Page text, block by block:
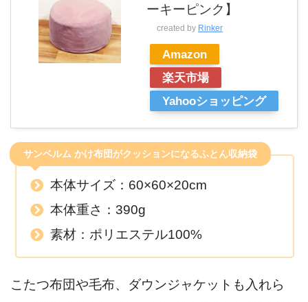
ーキーピンク】
created by Rinker
Amazon
楽天市場
Yahooショッピング
サンベルム かけ布団がクッションになるふとん収納袋
本体サイズ：60×60×20cm
本体重さ：390g
素材：ポリエステル100%
こたつ布団や毛布、ダウンジャケットも入れら